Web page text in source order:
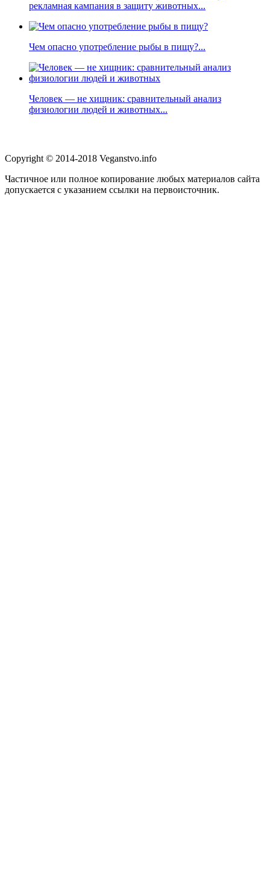
рекламная кампания в защиту животных...
Чем опасно употребление рыбы в пищу?...
Человек — не хищник: сравнительный анализ
физиологии людей и животных...
Copyright © 2014-2018 Veganstvo.info
Частичное или полное копирование любых материалов сайта
допускается с указанием ссылки на первоисточник.